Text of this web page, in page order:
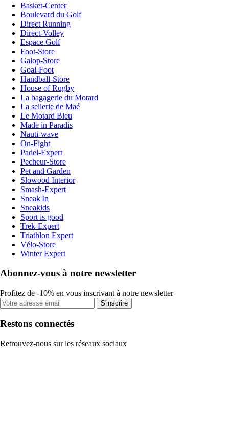
Basket-Center
Boulevard du Golf
Direct Running
Direct-Volley
Espace Golf
Foot-Store
Galop-Store
Goal-Foot
Handball-Store
House of Rugby
La bagagerie du Motard
La sellerie de Maé
Le Motard Bleu
Made in Paradis
Nauti-wave
On-Fight
Padel-Expert
Pecheur-Store
Pet and Garden
Slowood Interior
Smash-Expert
Sneak'In
Sneakids
Sport is good
Trek-Expert
Triathlon Expert
Vélo-Store
Winter Expert
Abonnez-vous à notre newsletter
Profitez de -10% en vous inscrivant à notre newsletter
S'inscrire
Restons connectés
Retrouvez-nous sur les réseaux sociaux